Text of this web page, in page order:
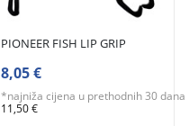
PIONEER FISH LIP GRIP
8,05 €
*najniža cijena u prethodnih 30 dana
11,50 €